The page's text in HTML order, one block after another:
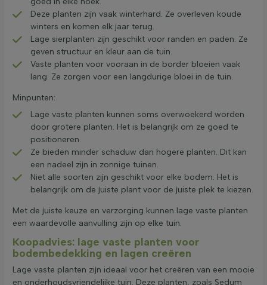
Deze planten zijn vaak winterhard. Ze overleven koude
winters en komen elk jaar terug.
Lage sierplanten zijn geschikt voor randen en paden. Ze
geven structuur en kleur aan de tuin.
Vaste planten voor vooraan in de border bloeien vaak
lang. Ze zorgen voor een langdurige bloei in de tuin.
Minpunten:
Lage vaste planten kunnen soms overwoekerd worden
door grotere planten. Het is belangrijk om ze goed te
positioneren.
Ze bieden minder schaduw dan hogere planten. Dit kan
een nadeel zijn in zonnige tuinen.
Niet alle soorten zijn geschikt voor elke bodem. Het is
belangrijk om de juiste plant voor de juiste plek te kiezen.
Met de juiste keuze en verzorging kunnen lage vaste planten
een waardevolle aanvulling zijn op elke tuin.
Koopadvies: lage vaste planten voor
bodembedekking en lagen creëren
Lage vaste planten zijn ideaal voor het creëren van een mooie
en onderhoudsvriendelijke tuin. Deze planten, zoals Sedum